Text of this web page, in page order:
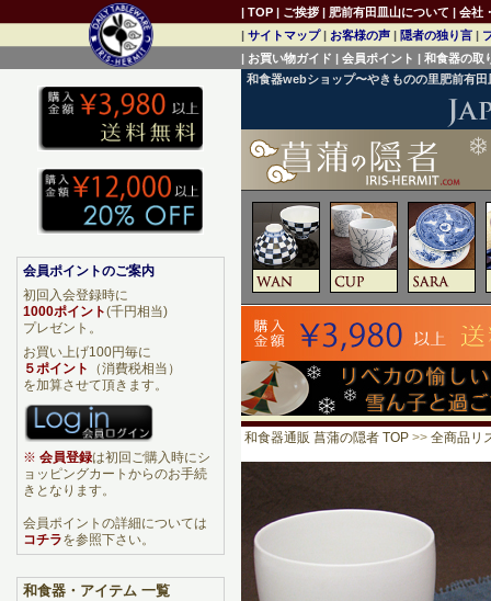
和食器webショップ〜やきものの里肥前有
和食器通販 菖蒲の隠者 TOP >> 全商品リ
会員ポイントのご案内
初回入会登録時に
1000ポイント(千円相当)
プレゼント。
お買い上げ100円毎に
５ポイント
（消費税相当）
を加算させて頂きます。
※ 会員登録は初回ご購入時にシ
ョッピングカートからのお手続
きとなります。
会員ポイントの詳細については
コチラを参照下さい。
和食器・アイテム 一覧
| TOP | ご挨拶 | 肥前有田皿山について | 会社
| サイトマップ| お客様の声 | 隠者の独り言 |
| お買い物ガイド | 会員ポイント | 和食器の取